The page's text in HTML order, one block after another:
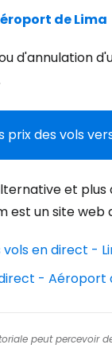
de Lima
d'annulation
des vols
et plus
est un site
vols en direct -
- Aéroport
peut percevoir
Se